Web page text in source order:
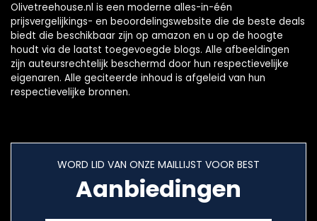
Olivetreehouse.nl is een moderne alles-in-één
prijsvergelijkings- en beoordelingswebsite die de beste deals
biedt die beschikbaar zijn op amazon en u op de hoogte
houdt via de laatst toegevoegde blogs. Alle afbeeldingen
zijn auteursrechtelijk beschermd door hun respectievelijke
eigenaren. Alle geciteerde inhoud is afgeleid van hun
respectievelijke bronnen.
WORD LID VAN ONZE MAILLIJST VOOR BEST
Aanbiedingen